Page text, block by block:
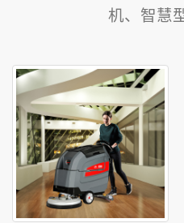
机、智慧